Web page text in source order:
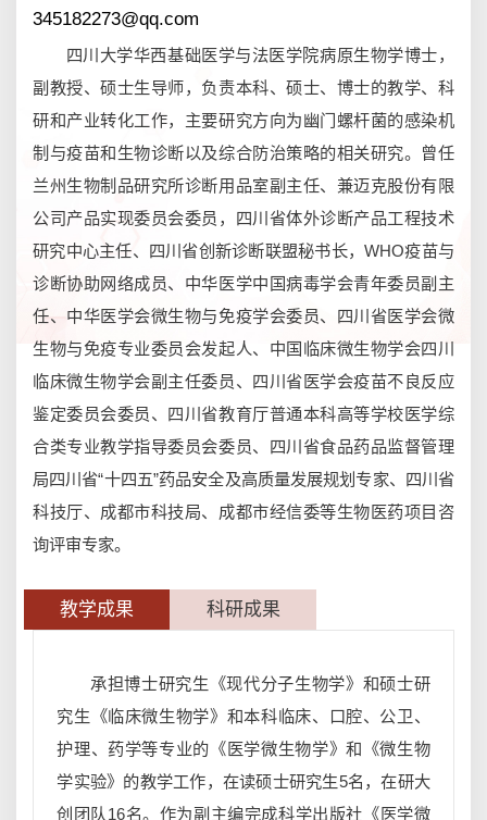
345182273@qq.com
四川大学华西基础医学与法医学院病原生物学博士，
副教授、硕士生导师，负责本科、硕士、博士的教学、科
研和产业转化工作，主要研究方向为幽门螺杆菌的感染机
制与疫苗和生物诊断以及综合防治策略的相关研究。曾任
兰州生物制品研究所诊断用品室副主任、兼迈克股份有限
公司产品实现委员会委员，四川省体外诊断产品工程技术
研究中心主任、四川省创新诊断联盟秘书长，WHO疫苗与
诊断协助网络成员、中华医学中国病毒学会青年委员副主
任、中华医学会微生物与免疫学会委员、四川省医学会微
生物与免疫专业委员会发起人、中国临床微生物学会四川
临床微生物学会副主任委员、四川省医学会疫苗不良反应
鉴定委员会委员、四川省教育厅普通本科高等学校医学综
合类专业教学指导委员会委员、四川省食品药品监督管理
局四川省“十四五”药品安全及高质量发展规划专家、四川省
科技厅、成都市科技局、成都市经信委等生物医药项目咨
询评审专家。
教学成果 科研成果
承担博士研究生《现代分子生物学》和硕士研
究生《临床微生物学》和本科临床、口腔、公卫、
护理、药学等专业的《医学微生物学》和《微生物
学实验》的教学工作，在读硕士研究生5名，在研大
创团队16名。作为副主编完成科学出版社《医学微